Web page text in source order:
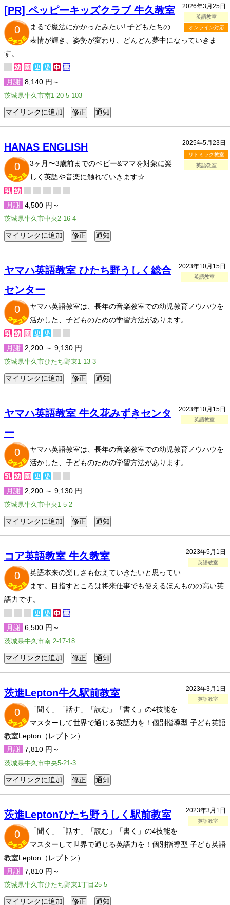
2026年3月25日
英語教室
オンライン対応
[PR] ペッピーキッズクラブ 牛久教室
0
まるで魔法にかかったみたい! 子どもたちの
表情が輝き、姿勢が変わり、どんどん夢中になっていきま
す。
月謝 8,140 円～
茨城県牛久市南1-20-5-103
2025年5月23日
リトミック教室
英語教室
HANAS ENGLISH
0
3ヶ月〜3歳前までのベビー&ママを対象に楽
しく英語や音楽に触れていきます☆
月謝 4,500 円～
茨城県牛久市中央2-16-4
2023年10月15日
英語教室
ヤマハ英語教室 ひたち野うしく総合
センター
0
ヤマハ英語教室は、長年の音楽教室での幼児教育ノウハウを
活かした、子どものための学習方法があります。
月謝 2,200 ～ 9,130 円
茨城県牛久市ひたち野東1-13-3
2023年10月15日
英語教室
ヤマハ英語教室 牛久花みずきセンタ
ー
0
ヤマハ英語教室は、長年の音楽教室での幼児教育ノウハウを
活かした、子どものための学習方法があります。
月謝 2,200 ～ 9,130 円
茨城県牛久市中央1-5-2
2023年5月1日
英語教室
コア英語教室 牛久教室
0
英語本来の楽しさも伝えていきたいと思ってい
ます。目指すところは将来仕事でも使えるほんものの高い英
語力です。
月謝 6,500 円～
茨城県牛久市南 2-17-18
2023年3月1日
英語教室
茨進Lepton牛久駅前教室
0
「聞く」「話す」「読む」「書く」の4技能を
マスターして世界で通じる英語力を！個別指導型 子ども英語
教室Lepton（レプトン）
月謝 7,810 円～
茨城県牛久市中央5-21-3
2023年3月1日
英語教室
茨進Leptonひたち野うしく駅前教室
0
「聞く」「話す」「読む」「書く」の4技能を
マスターして世界で通じる英語力を！個別指導型 子ども英語
教室Lepton（レプトン）
月謝 7,810 円～
茨城県牛久市ひたち野東1丁目25-5